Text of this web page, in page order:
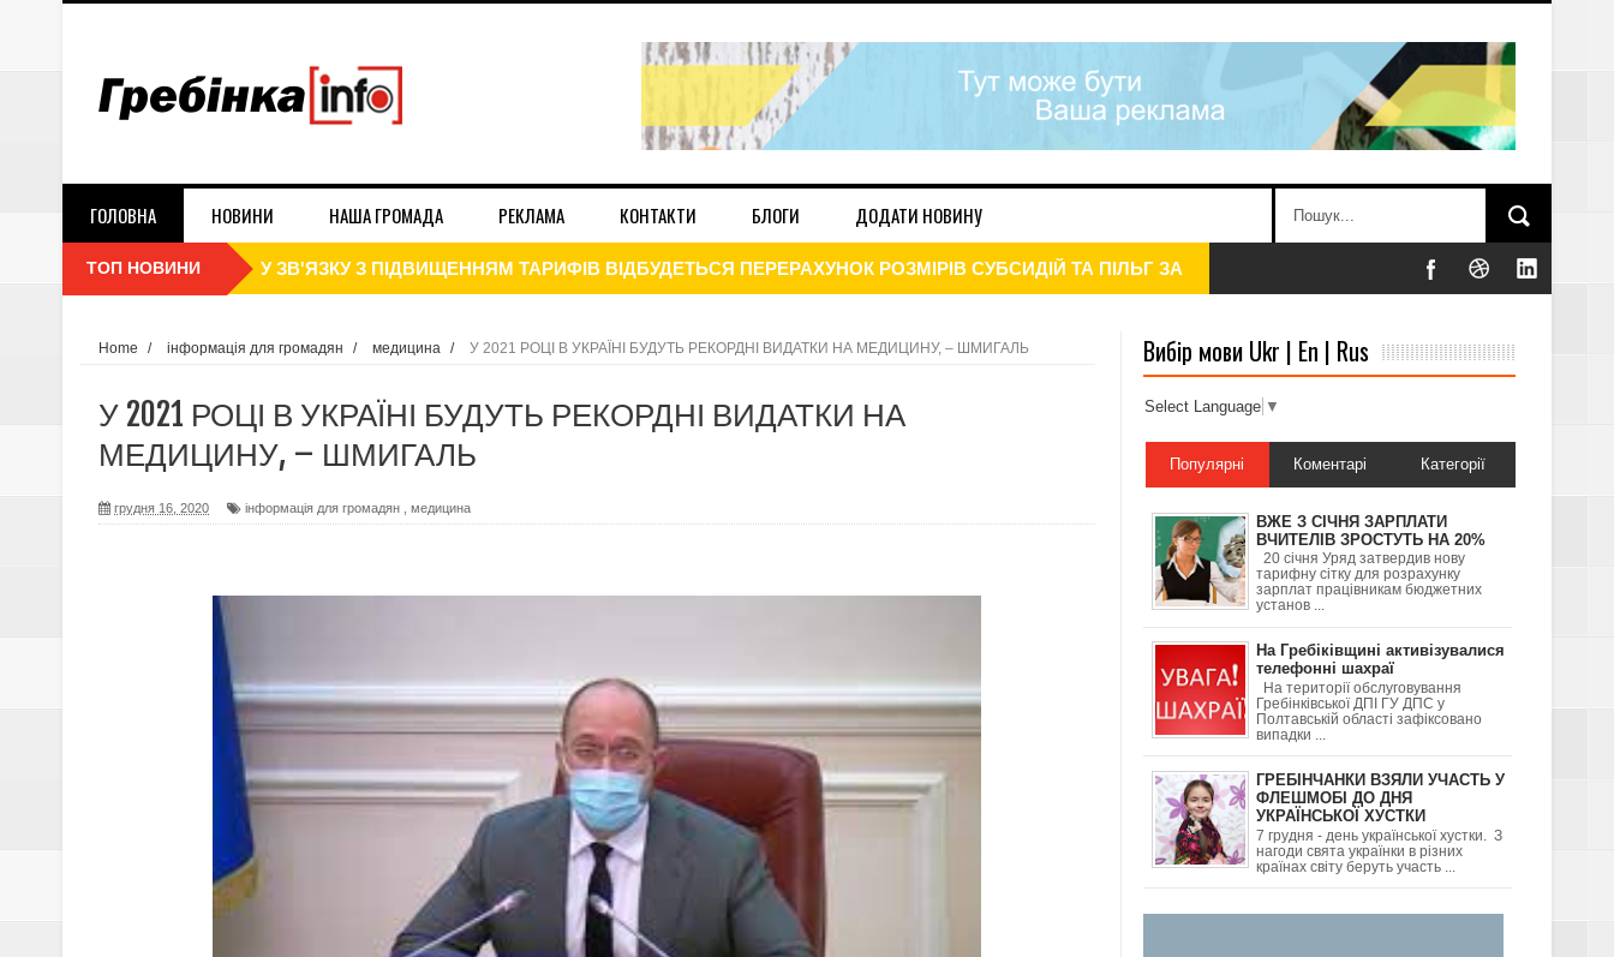
ГОЛОВНА НОВИНИ НАША ГРОМАДА РЕКЛАМА КОНТАКТИ БЛОГИ ДОДАТИ НОВИНУ
ТОП НОВИНИ З 25 СІЧНЯ ШКОЛИ ТА УНІВЕРСИТЕТИ ПОВЕРТАЮТЬСЯ ДО ОЧНОГО НАВЧАННЯ
ДЕНЬ СОБОРНОСТІ УКРАЇНИ 2021
ПЛАТНИКИ ЄДИНОГО ПОДАТКУ І ГРУПИ ТИМЧАСОВО ЗВІЛЬНЕНІ ВІД СПЛАТИ ЦЬОГО ПОДАТКУ, – ДПС
ЗҐВАЛТУВАННЯ 5-РІЧНОЇ ДИТИНИ ВИХОВАНЦЕМ ДИТЯЧОГО ПРИТУЛКУ В ПОЛТАВІ: ЩО З ДІТЬМИ ТА ЯК
В УКРАЇНІ З'ЯВИВСЯ НОВИЙ СПОСІБ ВИДУРЮВАННЯ ГРОШЕЙ У ДОВІРЛИВИХ ЛЮДЕЙ
НА ПОЛТАВЩИНІ ШАХРАЇ ПРОДАВАЛИ АВТО З ПІДРОБЛЕНИМИ ДОКУМЕНТАМИ: ПОЛІЦІЯ
ВСТАНОВЛЮЄ КОЛО ПОСТРАЖДАЛИХ
У 2021 РОЦІ НА ПОЛТАВЩИНІ ПЛАНУЮТЬ ВІДРЕМОНТУВАТИ 30 КМ ДОРОГИ ЛУБНИ-МИРГОРОД-
Home / інформація для громадян / медицина / У 2021 РОЦІ В УКРАЇНІ БУДУТЬ РЕКОРДНІ ВИДАТКИ НА МЕДИЦИНУ, – ШМИГАЛЬ
У 2021 РОЦІ В УКРАЇНІ БУДУТЬ РЕКОРДНІ ВИДАТКИ НА
МЕДИЦИНУ, – ШМИГАЛЬ
грудня 16, 2020 інформація для громадян медицина
Вибір мови Ukr | En | Rus
Select Language ▼
Популярні Коментарі Категорії
ВЖЕ З СІЧНЯ ЗАРПЛАТИ
ВЧИТЕЛІВ ЗРОСТУТЬ НА 20%
20 січня Уряд затвердив нову
тарифну сітку для розрахунку
зарплат працівникам бюджетних
установ ...
На Гребіківщині активізувалися
телефонні шахраї
На території обслуговування
Гребінківської ДПІ ГУ ДПС у
Полтавській області зафіксовано
випадки ...
ГРЕБІНЧАНКИ ВЗЯЛИ УЧАСТЬ У
ФЛЕШМОБІ ДО ДНЯ
УКРАЇНСЬКОЇ ХУСТКИ
7 грудня - день української хустки. З
нагоди свята українки в різних
країнах світу беруть участь ...